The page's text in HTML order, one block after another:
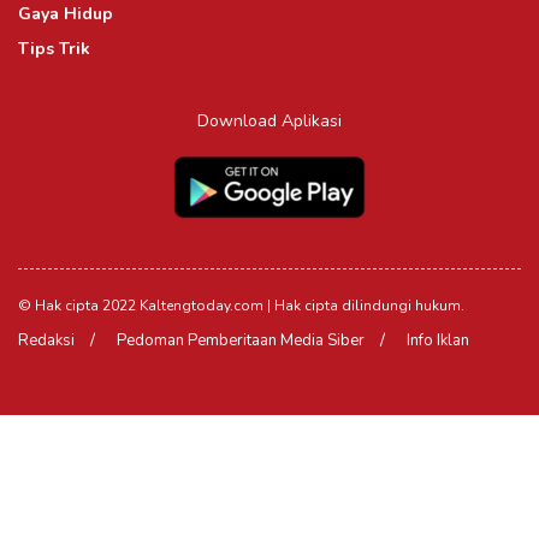
Gaya Hidup
Tips Trik
Download Aplikasi
© Hak cipta 2022 Kaltengtoday.com | Hak cipta dilindungi hukum.
Redaksi Pedoman Pemberitaan Media Siber Info Iklan